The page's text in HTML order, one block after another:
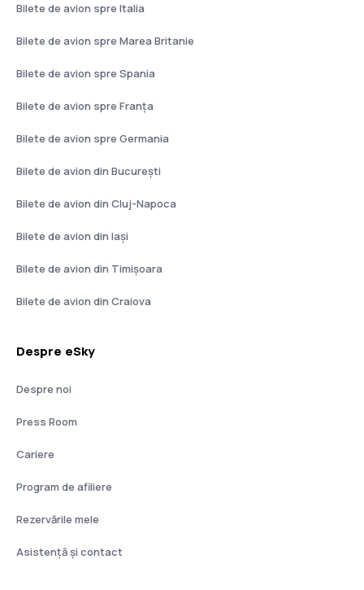
Bilete de avion spre Italia
Bilete de avion spre Marea Britanie
Bilete de avion spre Spania
Bilete de avion spre Franţa
Bilete de avion spre Germania
Bilete de avion din București
Bilete de avion din Cluj-Napoca
Bilete de avion din Iași
Bilete de avion din Timișoara
Bilete de avion din Craiova
Despre eSky
Despre noi
Press Room
Cariere
Program de afiliere
Rezervările mele
Asistenţă şi contact